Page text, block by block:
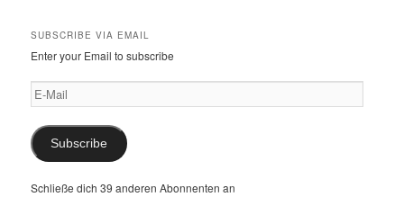
SUBSCRIBE VIA EMAIL
Enter your Email to subscribe
E-
Mail
Subscribe
Schließe dich 39 anderen Abonnenten an